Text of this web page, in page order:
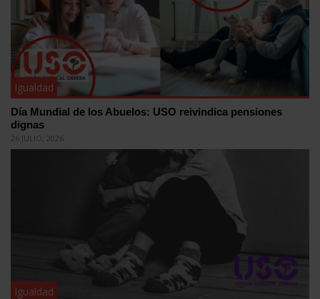
Igualdad
Día Mundial de los Abuelos: USO reivindica pensiones
dignas
26 JULIO, 2026
Igualdad